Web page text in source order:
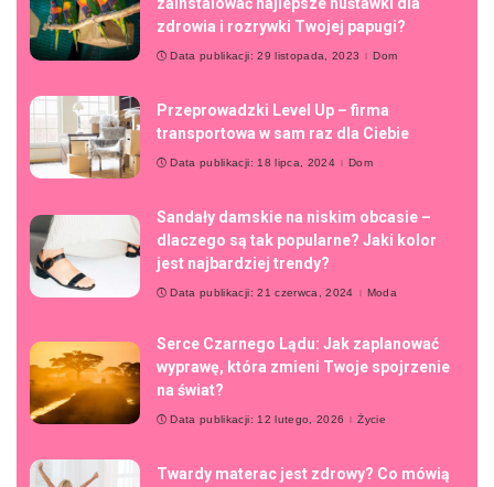
zainstalować najlepsze huśtawki dla
zdrowia i rozrywki Twojej papugi?
Data publikacji: 29 listopada, 2023 Dom
Przeprowadzki Level Up – firma
transportowa w sam raz dla Ciebie
Data publikacji: 18 lipca, 2024 Dom
Sandały damskie na niskim obcasie –
dlaczego są tak popularne? Jaki kolor
jest najbardziej trendy?
Data publikacji: 21 czerwca, 2024 Moda
Serce Czarnego Lądu: Jak zaplanować
wyprawę, która zmieni Twoje spojrzenie
na świat?
Data publikacji: 12 lutego, 2026 Życie
Twardy materac jest zdrowy? Co mówią